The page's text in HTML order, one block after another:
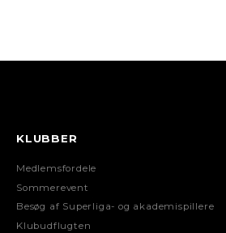
KLUBBER
Medlemsfordele
Sommerevent
Besøg af Superliga- og akademispillere
Klubudflugten